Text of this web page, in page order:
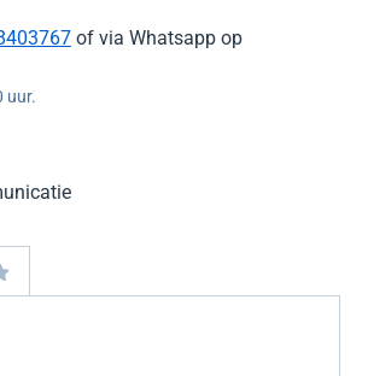
of via Whatsapp op
uur.